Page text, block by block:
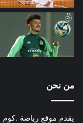
من نحن
يقدم موقع رياضة .كوم